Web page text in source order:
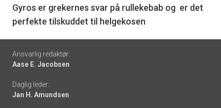
6
Gyros er grekernes svar på rullekebab og er det
perfekte tilskuddet til helgekosen
Footer
-
links
Ansvarlig redaktør:
Aase E. Jacobsen
Daglig leder:
Jan H. Amundsen